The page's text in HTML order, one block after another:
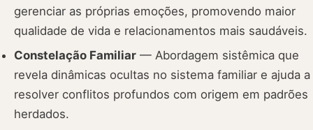
gerenciar as próprias emoções, promovendo maior
qualidade de vida e relacionamentos mais saudáveis.
Constelação Familiar — Abordagem sistêmica que
revela dinâmicas ocultas no sistema familiar e ajuda a
resolver conflitos profundos com origem em padrões
herdados.